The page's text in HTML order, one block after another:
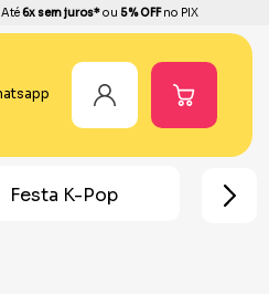
Até6x sem juros*ou 5% OFFno PIX
Doces de Festa